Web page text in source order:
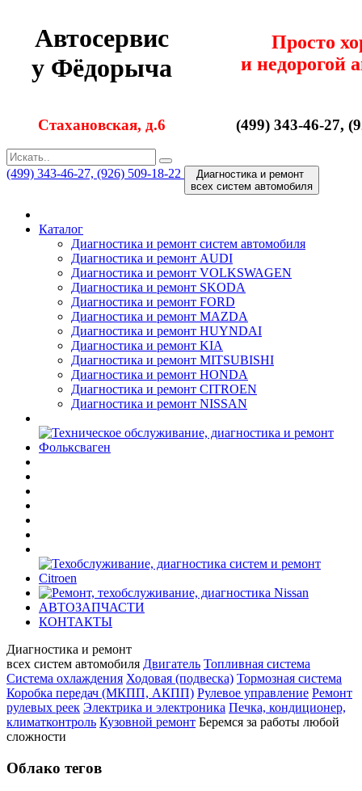
Автосервис
у Фёдорыча
Просто
и недорогой
Стахановская, д.6 (499) 343-46-27,
(499) 343-46-27, (926) 509-18-22
Диагностика и ремонт
всех cистем автомобиля
Каталог
Диагностика и ремонт cистем автомобиля
Диагностика и ремонт AUDI
Диагностика и ремонт VOLKSWAGEN
Диагностика и ремонт SKODA
Диагностика и ремонт FORD
Диагностика и ремонт MAZDA
Диагностика и ремонт HUYNDAI
Диагностика и ремонт KIA
Диагностика и ремонт MITSUBISHI
Диагностика и ремонт HONDA
Диагностика и ремонт CITROEN
Диагностика и ремонт NISSAN
АВТОЗАПЧАСТИ
КОНТАКТЫ
Диагностика и ремонт
всех cистем автомобиля Двигатель Топливная система
Система охлаждения Ходовая (подвеска) Тормозная система
Коробка передач (МКПП, АКПП) Рулевое управление Ремонт
рулевых реек Электрика и электроника Печка, кондиционер,
климатконтроль Кузовной ремонт Беремся за работы любой
сложности
Облако тегов